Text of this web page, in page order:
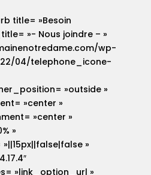
title= »Besoin
»- Nous joindre – »
wp-
04/telephone_icone-
»outside »
»center »
»center »
»
»
»link_option_url »